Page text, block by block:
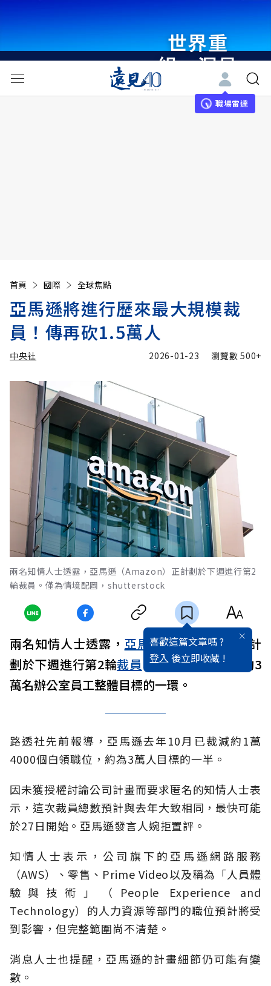
世界重
組・洞見
未來 與
世界領袖
職場雷達
首頁 國際 全球焦點
亞馬遜將進行歷來最大規模裁
員！傳再砍1.5萬人
中央社 2026-01-23 瀏覽數500+
兩名知情人士透露，亞馬遜（Amazon）正計劃於下週進行第2
輪裁員。僅為情境配圖，shutterstock
喜歡這篇文章嗎 ?
登入 後立即收藏 !
兩名知情人士透露， 亞馬遜（Amazon）正計
劃於下週進行第2輪裁員，這是亞馬遜縮減約3
萬名辦公室員工整體目標的一環。
路透社先前報導，亞馬遜去年10月已裁減約1萬
4000個白領職位，約為3萬人目標的一半。
因未獲授權討論公司計畫而要求匿名的知情人士表
示，這次裁員總數預計與去年大致相同，最快可能
於27日開始。亞馬遜發言人婉拒置評。
知情人士表示，公司旗下的亞馬遜網路服務
（AWS）、零售、Prime Video以及稱為「人員體
驗與技術」（People Experience and
Technology）的人力資源等部門的職位預計將受
到影響，但完整範圍尚不清楚。
消息人士也提醒，亞馬遜的計畫細節仍可能有變
數。